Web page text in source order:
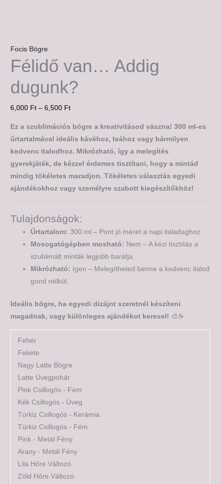
Focis Bögre
Félidő van… Addig
dugunk?
6,000 Ft – 6,500 Ft
Ez a szublimációs bögre a kreativitásod vászna! 300 ml-es
űrtartalmával ideális kávéhoz, teához vagy bármilyen
kedvenc italodhoz. Mikrózható, így a melegítés
gyerekjáték, de kézzel érdemes tisztítani, hogy a mintád
mindig tökéletes maradjon. Tökéletes választás egyedi
ajándékokhoz vagy személyre szabott kiegészítőkhöz!
Tulajdonságok:
Űrtartalom: 300 ml – Pont jó méret a napi italadaghoz.
Mosogatógépben mosható: Nem – A kézi tisztítás a
szublimált minták legjobb barátja.
Mikrózható: Igen – Melegítheted benne a kedvenc italod
gond nélkül.
Ideális bögre, ha egyedi dizájnt szeretnél készíteni
magadnak, vagy különleges ajándékot keresel! 🎨☕
Fehér
Fekete
Nagy Latte Bögre
Latte Üvegpohár
Pink Csillogós - Fém
Kék Csillogós - Üveg
Türkiz Csillogós - Kerámia
Türkiz Csillogós - Fém
Pink - Metál Fény
Arany - Metál Fény
Lila Hőre Változó
Zöld Hőre Változó